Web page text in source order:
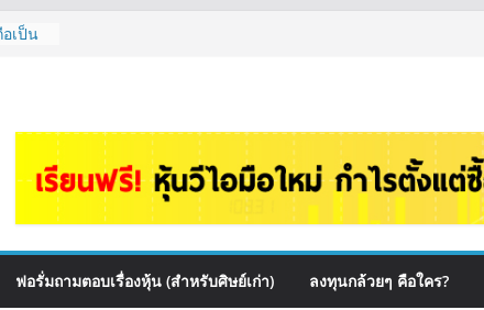
เป็น
อา
ผล
ฟอรั่มถามตอบเรื่องหุ้น (สำหรับศิษย์เก่า) ลงทุนกล้วยๆ คือใคร?